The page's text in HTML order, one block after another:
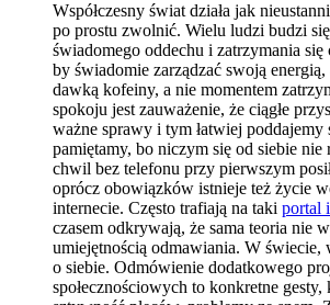
Współczesny świat działa jak
po prostu zwolnić. Wielu ludzi budzi się
świadomego oddechu i zatrzymania
by świadomie zarządzać swoją
dawką kofeiny, a nie momentem
spokoju jest zauważenie, że ciągłe
ważne sprawy i tym łatwiej
pamiętamy, bo niczym się od siebie
chwil bez telefonu przy pierwszym
oprócz obowiązków istnieje też życie
internecie. Często trafiają na taki portal
czasem odkrywają, że sama teoria nie
umiejętnością odmawiania. W świecie,
o siebie. Odmówienie dodatkowego
społecznościowych to konkretne